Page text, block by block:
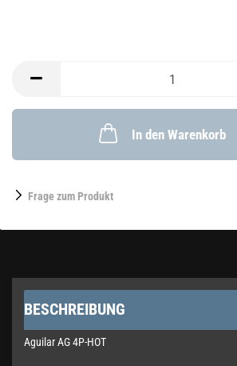
In den Warenkorb
Frage zum Produkt
BESCHREIBUNG
Aguilar AG 4P-HOT